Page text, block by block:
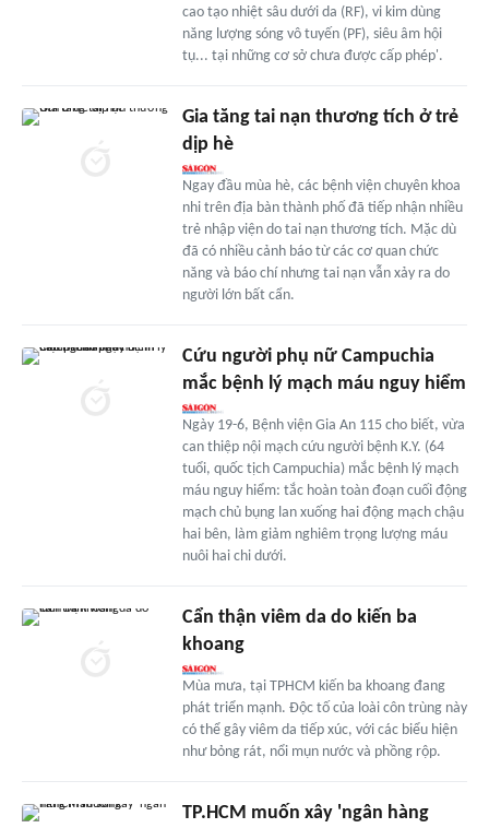
cao tạo nhiệt sâu dưới da (RF), vi kim dùng
năng lượng sóng vô tuyến (PF), siêu âm hội
tụ... tại những cơ sở chưa được cấp phép'.
Gia tăng tai nạn thương tích ở trẻ
dịp hè
Ngay đầu mùa hè, các bệnh viện chuyên khoa
nhi trên địa bàn thành phố đã tiếp nhận nhiều
trẻ nhập viện do tai nạn thương tích. Mặc dù
đã có nhiều cảnh báo từ các cơ quan chức
năng và báo chí nhưng tai nạn vẫn xảy ra do
người lớn bất cẩn.
Cứu người phụ nữ Campuchia
mắc bệnh lý mạch máu nguy hiểm
Ngày 19-6, Bệnh viện Gia An 115 cho biết, vừa
can thiệp nội mạch cứu người bệnh K.Y. (64
tuổi, quốc tịch Campuchia) mắc bệnh lý mạch
máu nguy hiểm: tắc hoàn toàn đoạn cuối động
mạch chủ bụng lan xuống hai động mạch chậu
hai bên, làm giảm nghiêm trọng lượng máu
nuôi hai chi dưới.
Cẩn thận viêm da do kiến ba
khoang
Mùa mưa, tại TPHCM kiến ba khoang đang
phát triển mạnh. Độc tố của loài côn trùng này
có thể gây viêm da tiếp xúc, với các biểu hiện
như bỏng rát, nổi mụn nước và phồng rộp.
TP.HCM muốn xây 'ngân hàng